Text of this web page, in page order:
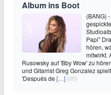
Album ins Boot
(BANG)
Papi"
hören,
mitwirkt.
Rusowsky auf 'Bby Wow' zu
und Gitarrist Greg Gonzalez
'Después de […] (00)